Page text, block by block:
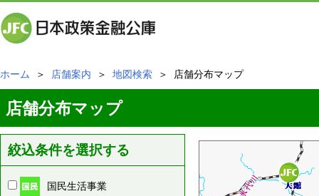
ホーム ＞ 店舗案内 ＞ 地図検索 ＞ 店舗分布マップ
店舗分布マップ
絞込条件を選択する
国民生活事業